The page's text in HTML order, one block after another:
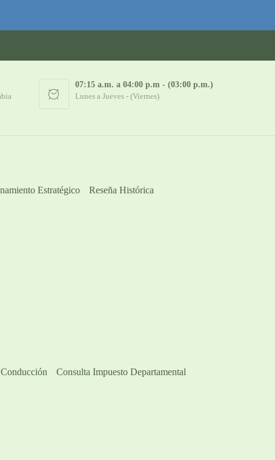
07:15 a.m. a 04:00 p.m - (03:00 p.m.)
Lunes a Jueves - (Viernes)
Estratégico Reseña Histórica
Consulta Impuesto Departamental